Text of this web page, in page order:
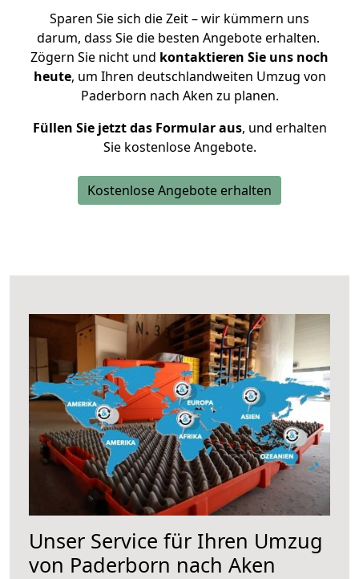
Sparen Sie sich die Zeit – wir kümmern uns
darum, dass Sie die besten Angebote erhalten.
Zögern Sie nicht und kontaktieren Sie uns noch
heute, um Ihren deutschlandweiten Umzug von
Paderborn nach Aken zu planen.
Füllen Sie jetzt das Formular aus, und erhalten
Sie kostenlose Angebote.
Kostenlose Angebote erhalten
Unser Service für Ihren Umzug
von Paderborn nach Aken